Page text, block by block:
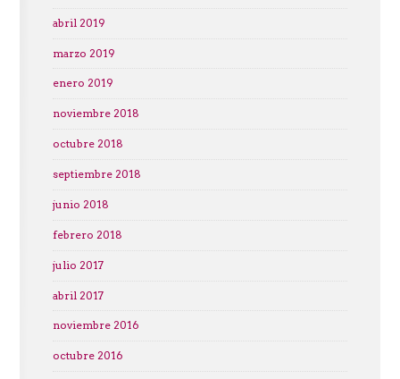
abril 2019
marzo 2019
enero 2019
noviembre 2018
octubre 2018
septiembre 2018
junio 2018
febrero 2018
julio 2017
abril 2017
noviembre 2016
octubre 2016